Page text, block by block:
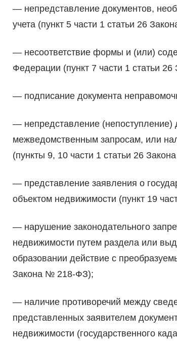
— непредставление документов,
учета (пункт 5 части 1 статьи 26
— несоответствие формы и (или)
Федерации (пункт 7 части 1 статьи
— подписание документа
— непредставление
межведомственным запросам, или
(пункты 9, 10 части 1 статьи 26
— представление заявления о
объектом недвижимости (пункт 19
— нарушение законодательного
недвижимости путем раздела или
образовании действие с
Закона № 218-ФЗ);
— наличие противоречий между
представленных заявителем
недвижимости (государственного